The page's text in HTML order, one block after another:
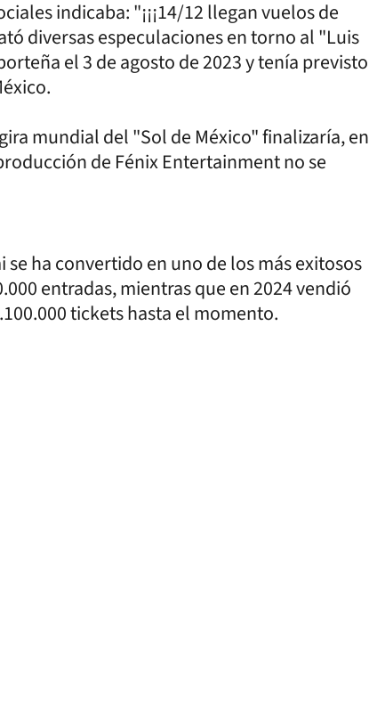
indicaba: "¡¡¡14/12 llegan vuelos de
diversas especulaciones en torno al "Luis
el 3 de agosto de 2023 y tenía previsto
mundial del "Sol de México" finalizaría, en
de Fénix Entertainment no se
ha convertido en uno de los más exitosos
entradas, mientras que en 2024 vendió
tickets hasta el momento.